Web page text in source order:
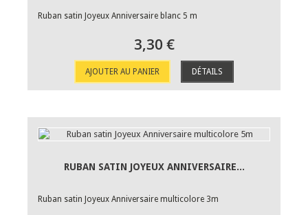
Ruban satin Joyeux Anniversaire blanc 5 m
3,30 €
AJOUTER AU PANIER DÉTAILS
RUBAN SATIN JOYEUX ANNIVERSAIRE...
Ruban satin Joyeux Anniversaire multicolore 3m